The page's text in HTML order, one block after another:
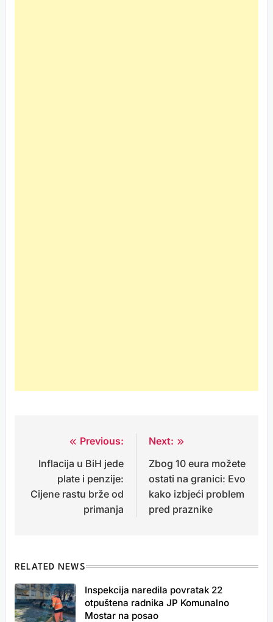
navigation
Previous:
Inflacija u BiH jede
plate i penzije:
Cijene rastu brže od
primanja
Next:
Zbog 10 eura možete
ostati na granici: Evo
kako izbjeći problem
pred praznike
RELATED NEWS
Inspekcija naredila povratak 22
otpuštena radnika JP Komunalno
Mostar na posao